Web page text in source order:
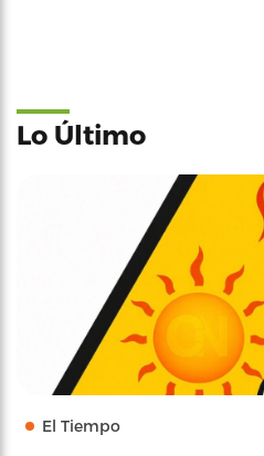
Lo Último
El Tiempo